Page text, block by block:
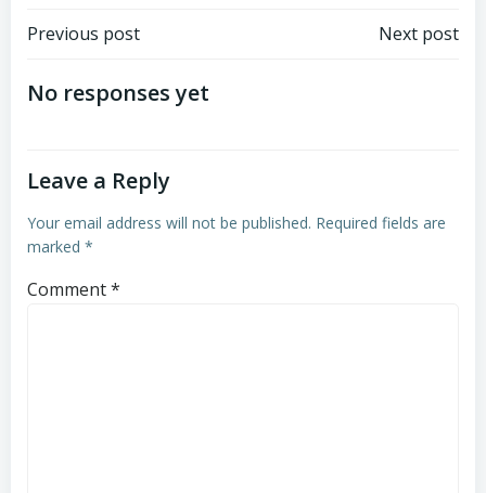
Post
navigation
Previous post Next post
No responses yet
Leave a Reply
Your email address will not be published. Required fields are
marked *
Comment*